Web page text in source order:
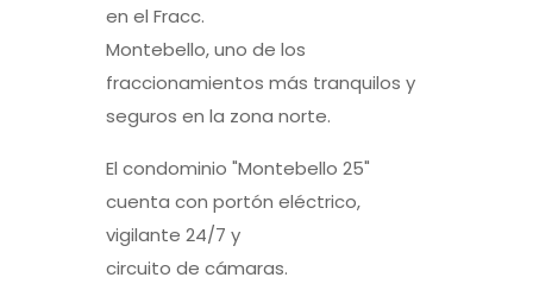
en el Fracc.
Montebello, uno de los
fraccionamientos más tranquilos y
seguros en la zona norte.
El condominio "Montebello 25"
cuenta con portón eléctrico,
vigilante 24/7 y
circuito de cámaras.